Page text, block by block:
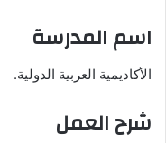
اسم المدرسة
الأكاديمية العربية الدولية.
شرح العمل